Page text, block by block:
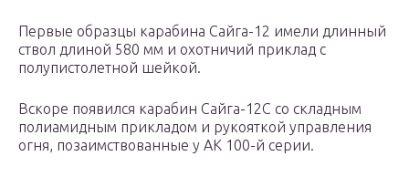
Первые образцы карабина Сайга-12 имели длинный
ствол длиной 580 мм и охотничий приклад с
полупистолетной шейкой.
Вскоре появился карабин Сайга-12С со складным
полиамидным прикладом и рукояткой управления
огня, позаимствованные у АК 100-й серии.